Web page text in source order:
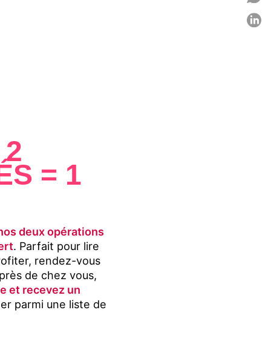
= 1
deux opérations
. Parfait pour lire
rendez-vous
de chez vous,
et recevez un
parmi une liste de